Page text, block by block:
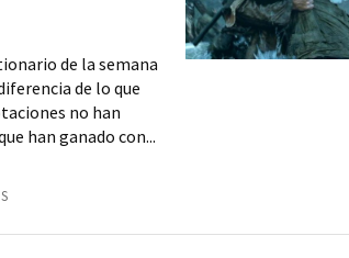
de la semana
de lo que
no han
han ganado con...